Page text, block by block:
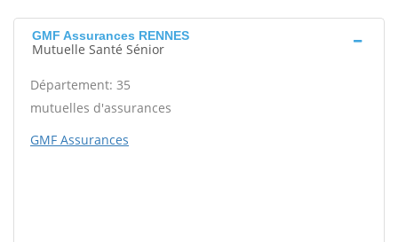
GMF Assurances RENNES
Mutuelle Santé Sénior
Département: 35
mutuelles d'assurances
GMF Assurances